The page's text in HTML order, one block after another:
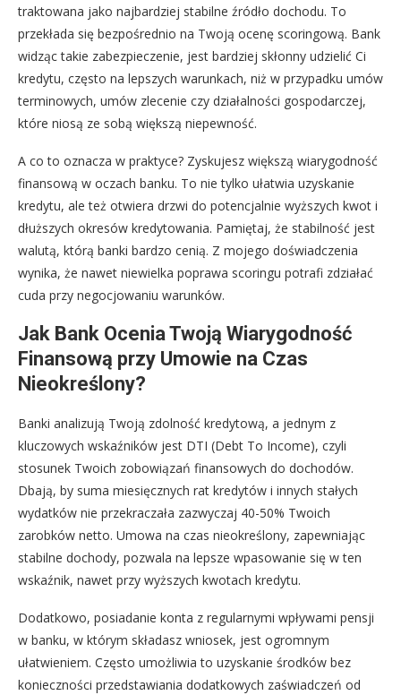
traktowana jako najbardziej stabilne źródło dochodu. To
przekłada się bezpośrednio na Twoją ocenę scoringową. Bank
widząc takie zabezpieczenie, jest bardziej skłonny udzielić Ci
kredytu, często na lepszych warunkach, niż w przypadku umów
terminowych, umów zlecenie czy działalności gospodarczej,
które niosą ze sobą większą niepewność.
A co to oznacza w praktyce? Zyskujesz większą wiarygodność
finansową w oczach banku. To nie tylko ułatwia uzyskanie
kredytu, ale też otwiera drzwi do potencjalnie wyższych kwot i
dłuższych okresów kredytowania. Pamiętaj, że stabilność jest
walutą, którą banki bardzo cenią. Z mojego doświadczenia
wynika, że nawet niewielka poprawa scoringu potrafi zdziałać
cuda przy negocjowaniu warunków.
Jak Bank Ocenia Twoją Wiarygodność
Finansową przy Umowie na Czas
Nieokreślony?
Banki analizują Twoją zdolność kredytową, a jednym z
kluczowych wskaźników jest DTI (Debt To Income), czyli
stosunek Twoich zobowiązań finansowych do dochodów.
Dbają, by suma miesięcznych rat kredytów i innych stałych
wydatków nie przekraczała zazwyczaj 40-50% Twoich
zarobków netto. Umowa na czas nieokreślony, zapewniając
stabilne dochody, pozwala na lepsze wpasowanie się w ten
wskaźnik, nawet przy wyższych kwotach kredytu.
Dodatkowo, posiadanie konta z regularnymi wpływami pensji
w banku, w którym składasz wniosek, jest ogromnym
ułatwieniem. Często umożliwia to uzyskanie środków bez
konieczności przedstawiania dodatkowych zaświadczeń od